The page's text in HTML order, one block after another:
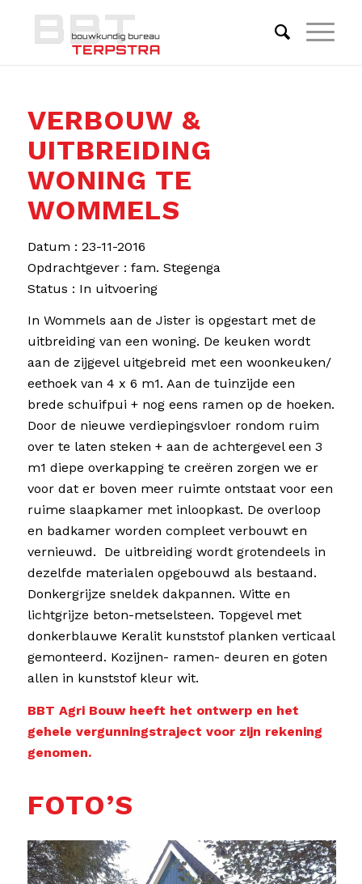
VERBOUW &
UITBREIDING
WONING TE
WOMMELS
Datum : 23-11-2016
Opdrachtgever : fam. Stegenga
Status : In uitvoering
In Wommels aan de Jister is opgestart met de
uitbreiding van een woning. De keuken wordt
aan de zijgevel uitgebreid met een woonkeuken/
eethoek van 4 x 6 m1. Aan de tuinzijde een
brede schuifpui + nog eens ramen op de hoeken.
Door de nieuwe verdiepingsvloer rondom ruim
over te laten steken + aan de achtergevel een 3
m1 diepe overkapping te creëren zorgen we er
voor dat er boven meer ruimte ontstaat voor een
ruime slaapkamer met inloopkast. De overloop
en badkamer worden compleet verbouwt en
vernieuwd. De uitbreiding wordt grotendeels in
dezelfde materialen opgebouwd als bestaand.
Donkergrijze sneldek dakpannen. Witte en
lichtgrijze beton-metselsteen. Topgevel met
donkerblauwe Keralit kunststof planken verticaal
gemonteerd. Kozijnen- ramen- deuren en goten
allen in kunststof kleur wit.
BBT Agri Bouw heeft het ontwerp en het
gehele vergunningstraject voor zijn rekening
genomen.
FOTO’S